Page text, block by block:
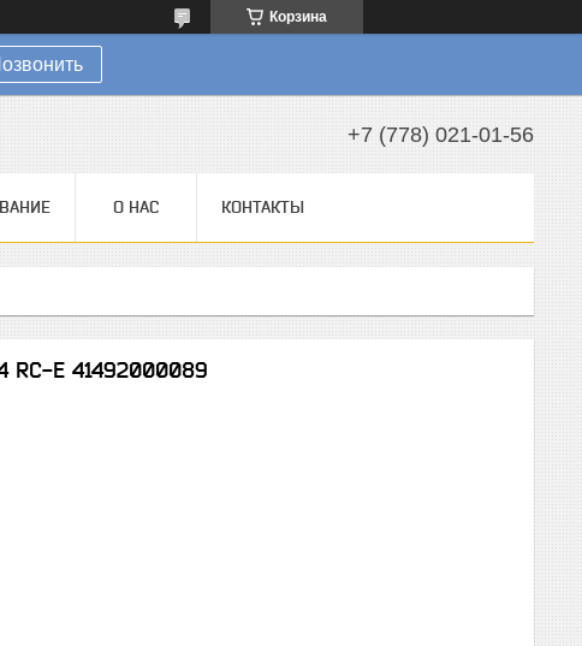
Корзина
+7 (778) 021-01-56
О НАС КОНТАКТЫ
RC-E 41492000089